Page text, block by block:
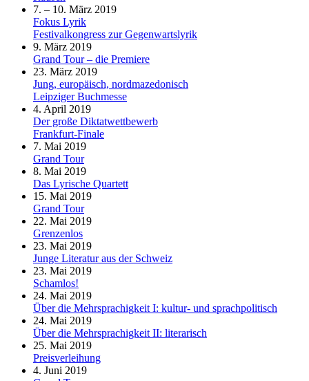
7. – 10. März 2019
Fokus Lyrik
Festivalkongress zur Gegenwartslyrik
9. März 2019
Grand Tour – die Premiere
23. März 2019
Jung, europäisch, nordmazedonisch
Leipziger Buchmesse
4. April 2019
Der große Diktatwettbewerb
Frankfurt-Finale
7. Mai 2019
Grand Tour
8. Mai 2019
Das Lyrische Quartett
15. Mai 2019
Grand Tour
22. Mai 2019
Grenzenlos
23. Mai 2019
Junge Literatur aus der Schweiz
23. Mai 2019
Schamlos!
24. Mai 2019
Über die Mehrsprachigkeit I: kultur- und sprachpolitisch
24. Mai 2019
Über die Mehrsprachigkeit II: literarisch
25. Mai 2019
Preisverleihung
4. Juni 2019